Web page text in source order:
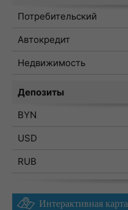
Потребительский
Автокредит
Недвижимость
Депозиты
BYN
USD
RUB
Интерактивная карта